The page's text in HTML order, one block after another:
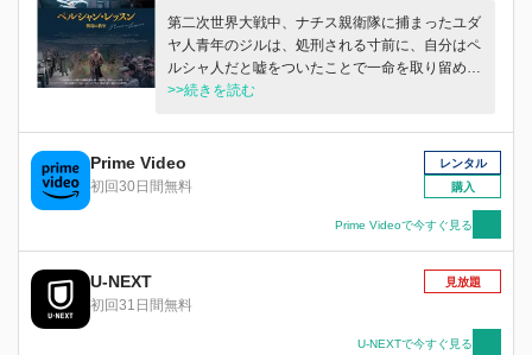
第二次世界大戦中、ナチス親衛隊に捕まったユダ
ヤ人青年のジルは、処刑される寸前に、自分はペ
ルシャ人だと嘘をついたことで一命を取り留め
る。彼は、終戦後にテヘランで料理店を開く夢を
よう命じられ、咄嗟に自ら創造したデタラメの単
語を披露して信用を取りつける。こうして偽の＜
ペルシャ語レッスン＞が始まるのだが、ジルは自
身がユダヤ人であることを隠し通し、何とか生き
延びることはできるのだろうか──。
>>続きを読む
Prime Video
初回30日間無料
レンタル
購入
Prime Videoで今すぐ見る
U-NEXT
初回31日間無料
見放題
U-NEXTで今すぐ見る